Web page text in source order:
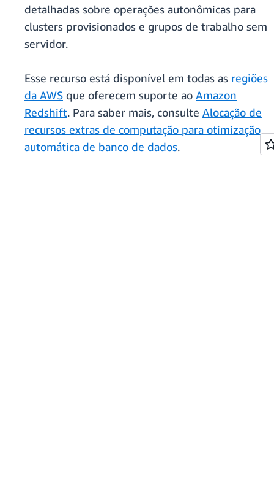
detalhadas sobre operações autonômicas para
clusters provisionados e grupos de trabalho sem
servidor.
Esse recurso está disponível em todas as regiões
da AWS que oferecem suporte ao Amazon
Redshift. Para saber mais, consulte Alocação de
recursos extras de computação para otimização
automática de banco de dados.